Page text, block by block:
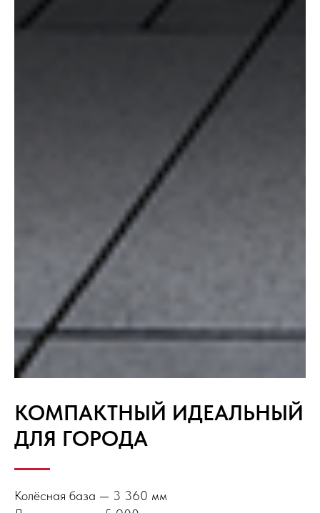
КОМПАКТНЫЙ ИДЕАЛЬНЫЙ
ДЛЯ ГОРОДА
Колёсная база — 3 360 мм